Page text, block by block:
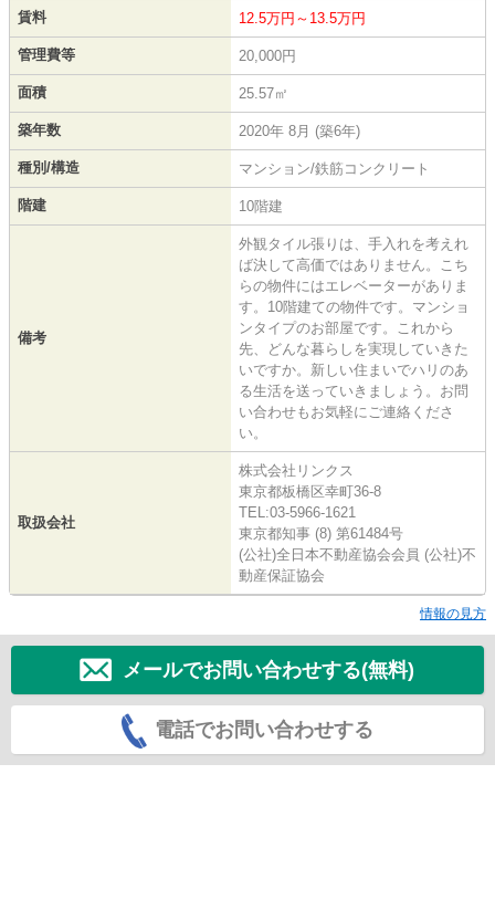
賃料 12.5万円～13.5万円
管理費等 20,000円
面積 25.57㎡
築年数 2020年 8月 (築6年)
種別/構造 マンション/鉄筋コンクリート
階建 10階建
備考
外観タイル張りは、手入れを考えれ
ば決して高価ではありません。こち
らの物件にはエレベーターがありま
す。10階建ての物件です。マンショ
ンタイプのお部屋です。これから
先、どんな暮らしを実現していきた
いですか。新しい住まいでハリのあ
る生活を送っていきましょう。お問
い合わせもお気軽にご連絡くださ
い。
取扱会社
株式会社リンクス
東京都板橋区幸町36-8
TEL:03-5966-1621
東京都知事 (8) 第61484号
(公社)全日本不動産協会会員 (公社)不
動産保証協会
情報の見方
メールでお問い合わせする(無料)
電話でお問い合わせする